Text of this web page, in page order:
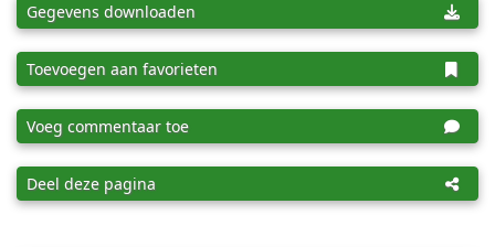
Gegevens downloaden
Toevoegen aan favorieten
Voeg commentaar toe
Deel deze pagina